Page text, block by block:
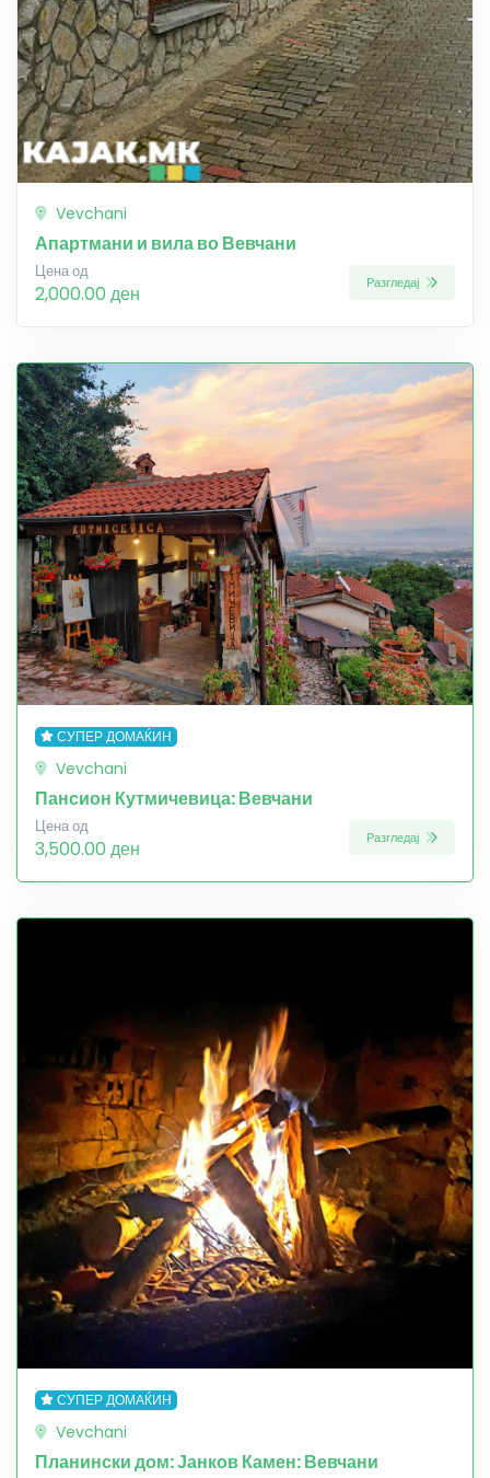
Vevchani
Апартмани и вила во Вевчани
Цена од
2,000.00 ден Разгледај
СУПЕР ДОМАЌИН
Vevchani
Пансион Кутмичевица: Вевчани
Цена од
3,500.00 ден Разгледај
СУПЕР ДОМАЌИН
Vevchani
Планински дом: Јанков Камен: Вевчани